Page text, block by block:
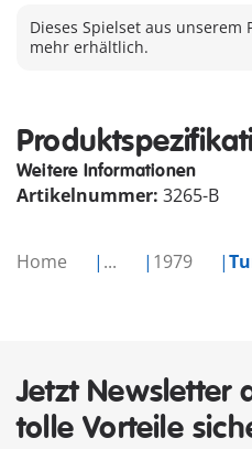
Home ... 1979
Dieses Spielset aus
mehr erhältlich.
Weitere Informationen
Artikelnummer: 3265-B
Jetzt Newsletter
tolle Vorteile